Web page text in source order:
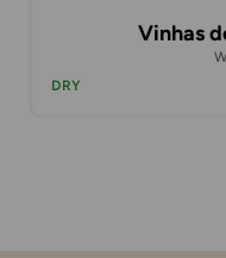
Vinhas
DRY